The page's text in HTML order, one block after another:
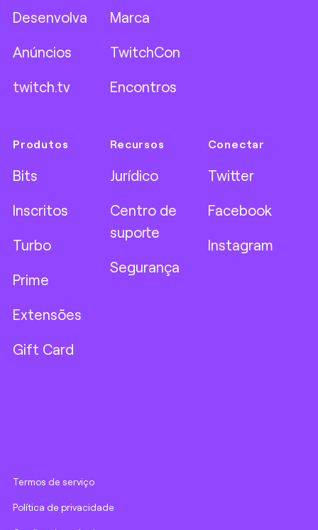
Desenvolva
Anúncios
twitch.tv
Marca
TwitchCon
Encontros
Produtos
Bits
Inscritos
Turbo
Prime
Extensões
Gift Card
Recursos
Jurídico
Centro de
suporte
Segurança
Conectar
Twitter
Facebook
Instagram
Termos de serviço
Política de privacidade